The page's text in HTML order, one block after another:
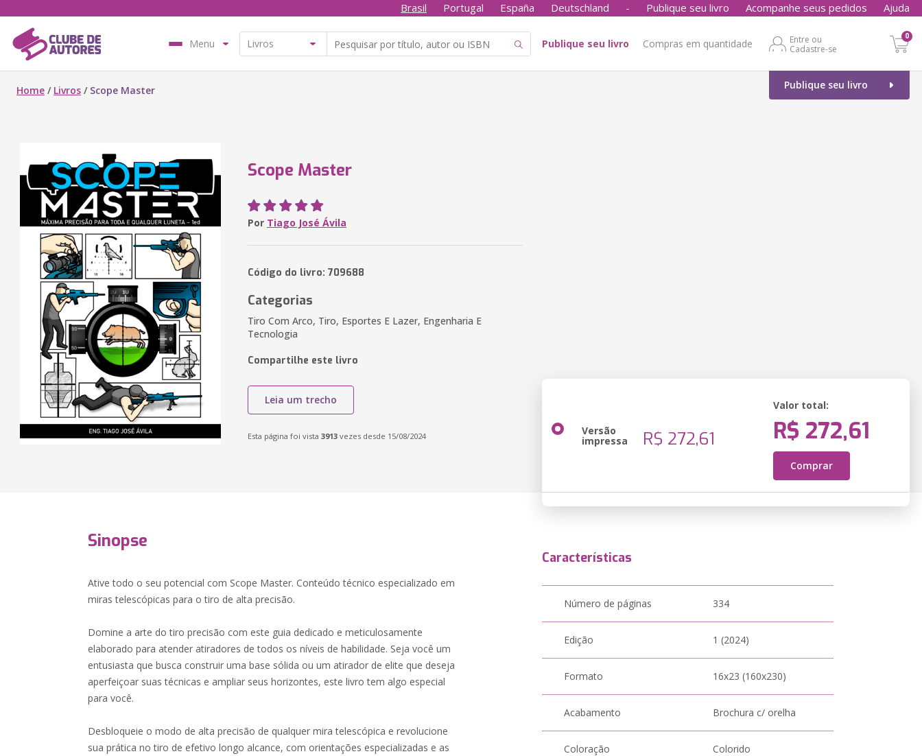
Brasil Portugal España Deutschland - Publique seu livro Acompanhe seus pedidos Ajuda
Menu Publique seu livro Compras em quantidade
Entre ou
Cadastre-se
0
Publique seu livro
Home / Livros / Scope Master
Scope Master
Por Tiago José Ávila
Código do livro: 709688
Categorias
Tiro Com Arco, Tiro, Esportes E Lazer, Engenharia E
Tecnologia
Compartilhe este livro
Leia um trecho
Esta página foi vista 3913 vezes desde 15/08/2024 Versão
impressa R$ 272,61
Valor total:
R$ 272,61
Comprar
Sinopse
Ative todo o seu potencial com Scope Master. Conteúdo técnico especializado em
miras telescópicas para o tiro de alta precisão.
Domine a arte do tiro precisão com este guia dedicado e meticulosamente
elaborado para atender atiradores de todos os níveis de habilidade. Seja você um
entusiasta que busca construir uma base sólida ou um atirador de elite que deseja
aperfeiçoar suas técnicas e ampliar seus horizontes, este livro tem algo especial
para você.
Desbloqueie o modo de alta precisão de qualquer mira telescópica e revolucione
sua prática no tiro de efetivo longo alcance, com orientações especializadas e as
Características
Número de páginas 334
Edição 1 (2024)
Formato 16x23 (160x230)
Acabamento Brochura c/ orelha
Coloração Colorido